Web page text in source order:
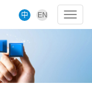
中 EN